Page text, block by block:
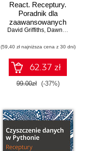
React. Receptury.
Poradnik dla
zaawansowanych
David Griffiths, Dawn Griffiths
(59,40 zł najniższa cena z 30 dni)
62.37 zł
99.00zł (-37%)